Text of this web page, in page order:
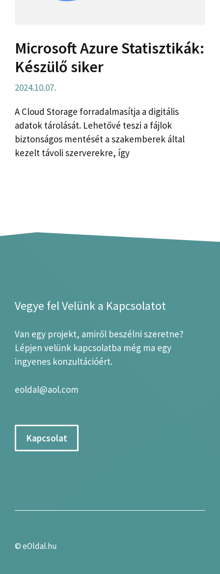
Microsoft Azure Statisztikák:
Készülő siker
2024.10.07.
A Cloud Storage forradalmasítja a digitális
adatok tárolását. Lehetővé teszi a fájlok
biztonságos mentését a szakemberek által
kezelt távoli szerverekre, így
Vegye fel Velünk a Kapcsolatot
Van egy projekt, amiről beszélni szeretne?
Lépjen velünk kapcsolatba még ma egy
ingyenes konzultációért.
eoldal@aol.com
Kapcsolat
©eOldal.hu